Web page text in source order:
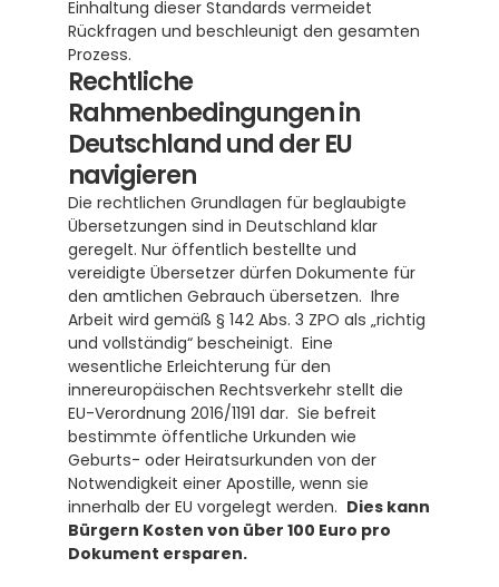
Einhaltung dieser Standards vermeidet
Rückfragen und beschleunigt den gesamten
Prozess.
Rechtliche
Rahmenbedingungen in
Deutschland und der EU
navigieren
Die rechtlichen Grundlagen für beglaubigte
Übersetzungen sind in Deutschland klar
geregelt. Nur öffentlich bestellte und
vereidigte Übersetzer dürfen Dokumente für
den amtlichen Gebrauch übersetzen.  Ihre
Arbeit wird gemäß § 142 Abs. 3 ZPO als „richtig
und vollständig“ bescheinigt.  Eine
wesentliche Erleichterung für den
innereuropäischen Rechtsverkehr stellt die
EU-Verordnung 2016/1191 dar.  Sie befreit
bestimmte öffentliche Urkunden wie
Geburts- oder Heiratsurkunden von der
Notwendigkeit einer Apostille, wenn sie
innerhalb der EU vorgelegt werden. Dies kann
Bürgern Kosten von über 100 Euro pro
Dokument ersparen.